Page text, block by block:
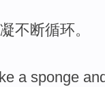
不断循环。
a sponge